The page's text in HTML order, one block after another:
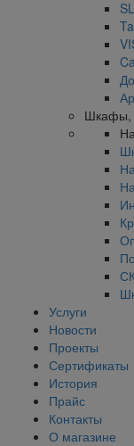
Шкафы,
Услуги
Новости
Проекты
Сертификаты
История
Прайс
Контакты
О магазине